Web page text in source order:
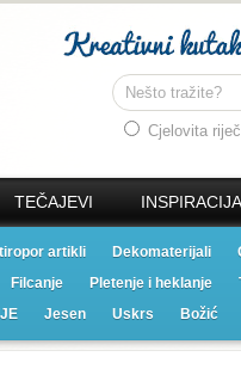
Cjelovita riječ
TEČAJEVI INSPIRACIJA
artikli Dekomaterijali
Filcanje Pletenje i heklanje
Jesen Uskrs Božić